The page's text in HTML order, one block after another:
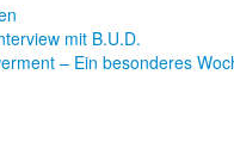
mit B.U.D.
– Ein besonderes